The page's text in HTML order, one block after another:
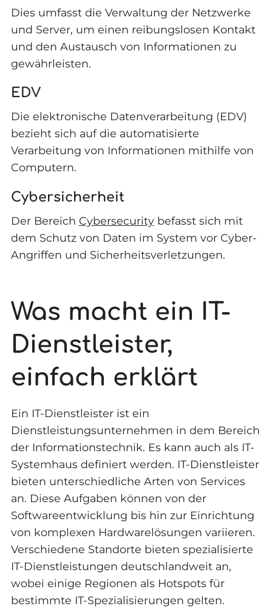
Dies umfasst die Verwaltung der Netzwerke
und Server, um einen reibungslosen Kontakt
und den Austausch von Informationen zu
gewährleisten.
EDV
Die elektronische Datenverarbeitung (EDV)
bezieht sich auf die automatisierte
Verarbeitung von Informationen mithilfe von
Computern.
Cybersicherheit
Der Bereich Cybersecuritybefasst sich mit
dem Schutz von Daten im System vor Cyber-
Angriffen und Sicherheitsverletzungen.
Was macht ein IT-
Dienstleister,
einfach erklärt
Ein IT-Dienstleister ist ein
Dienstleistungsunternehmen in dem Bereich
der Informationstechnik. Es kann auch als IT-
Systemhaus definiert werden. IT-Dienstleister
bieten unterschiedliche Arten von Services
an. Diese Aufgaben können von der
Softwareentwicklung bis hin zur Einrichtung
von komplexen Hardwarelösungen variieren.
Verschiedene Standorte bieten spezialisierte
IT-Dienstleistungen deutschlandweit an,
wobei einige Regionen als Hotspots für
bestimmte IT-Spezialisierungen gelten.